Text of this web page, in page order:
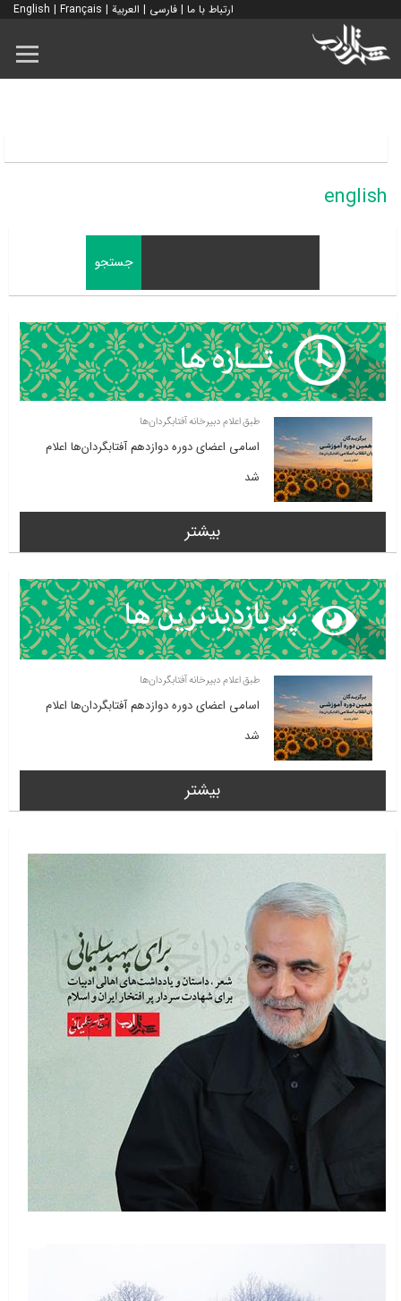
ارتباط با ما | فارسی | العربية |
English | Français
english
طبق اعلام دبیرخانه آفتابگردان‌ها
اسامی اعضای دوره دوازدهم آفتابگردان‌ها اعلام
شد
بیشتر
طبق اعلام دبیرخانه آفتابگردان‌ها
اسامی اعضای دوره دوازدهم آفتابگردان‌ها اعلام
شد
بیشتر